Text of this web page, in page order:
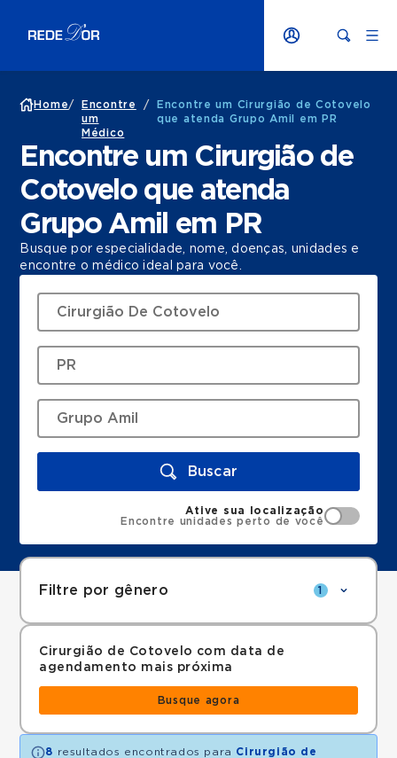
Home/
Encontre
um
Médico
/
Encontre um Cirurgião de Cotovelo
que atenda Grupo Amil em PR
Encontre um Cirurgião de
Cotovelo que atenda
Grupo Amil em PR
Busque por especialidade, nome, doenças, unidades e
encontre o médico ideal para você.
Buscar
Ative sua localização
Encontre unidades perto de você
Filtre por gênero 1
Cirurgião de Cotovelo com data de
agendamento mais próxima
Busque agora
8 resultados encontrados para Cirurgião de